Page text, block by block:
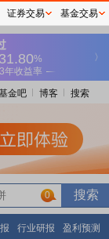
金吧 博客 搜索
0
行业研报
盈利预测
证券交易 基金交易